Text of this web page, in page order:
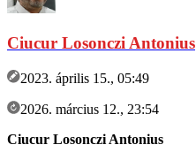
Ciucur Losonczi Antonius
2023. április 15., 05:49
2026. március 12., 23:54
Ciucur Losonczi Antonius